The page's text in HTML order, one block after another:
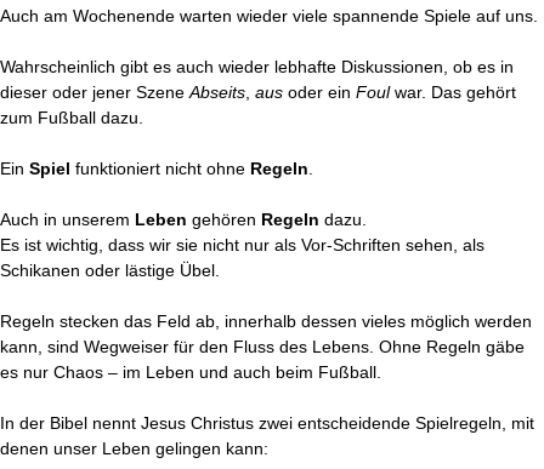
Auch am Wochenende warten wieder viele spannende Spiele auf uns.
Wahrscheinlich gibt es auch wieder lebhafte Diskussionen, ob es in
dieser oder jener Szene Abseits aus oder ein Foulwar. Das gehört
zum Fußball dazu.
Ein Spiel funktioniert nicht ohne Regeln
Auch in unserem Leben gehören Regeln dazu.
Es ist wichtig, dass wir sie nicht nur als Vor-Schriften sehen, als
Schikanen oder lästige Übel.
Regeln stecken das Feld ab, innerhalb dessen vieles möglich werden
kann, sind Wegweiser für den Fluss des Lebens. Ohne Regeln gäbe
es nur Chaos – im Leben und auch beim Fußball.
In der Bibel nennt Jesus Christus zwei entscheidende Spielregeln, mit
denen unser Leben gelingen kann: